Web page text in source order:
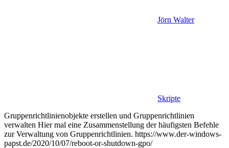
Jörn Walter
Skripte
Gruppenrichtlinienobjekte erstellen und Gruppenrichtlinien
verwalten Hier mal eine Zusammenstellung der häufigsten Befehle
zur Verwaltung von Gruppenrichtlinien. https://www.der-windows-
papst.de/2020/10/07/reboot-or-shutdown-gpo/